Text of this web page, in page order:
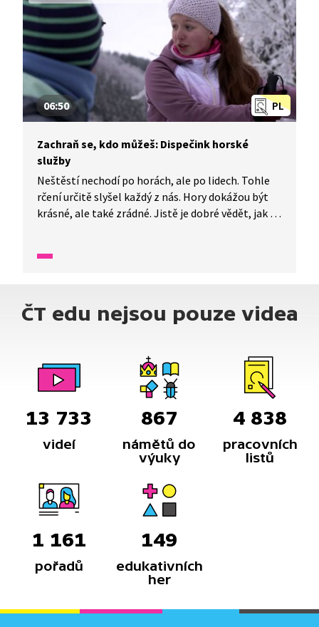
PL
06:50
Zachraň se, kdo můžeš: Dispečink horské
služby
Neštěstí nechodí po horách, ale po lidech. Tohle
rčení určitě slyšel každý z nás. Hory dokážou být
krásné, ale také zrádné. Jistě je dobré vědět, jak se
ČT edu nejsou pouze videa
13 733
videí
867
námětů do
výuky
4 838
pracovních
listů
1 161
pořadů
149
edukativních
her